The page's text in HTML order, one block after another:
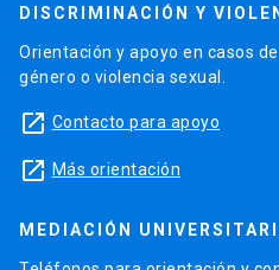
DISCRIMINACIÓN Y
Orientación y apoyo en casos
género o violencia sexual.
launch Contacto para apoyo
launch Más orientación
MEDIACIÓN